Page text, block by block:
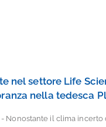
nel settore Life
nella tedesca
- Nonostante il clima incerto